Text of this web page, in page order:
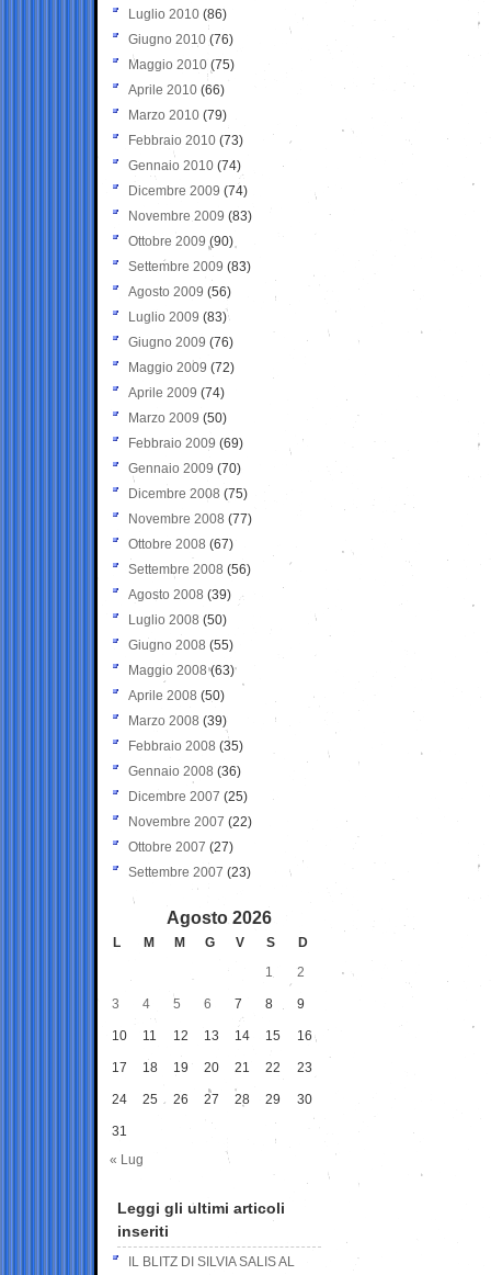
Luglio 2010 (86)
Giugno 2010 (76)
Maggio 2010 (75)
Aprile 2010 (66)
Marzo 2010 (79)
Febbraio 2010 (73)
Gennaio 2010 (74)
Dicembre 2009 (74)
Novembre 2009 (83)
Ottobre 2009 (90)
Settembre 2009 (83)
Agosto 2009 (56)
Luglio 2009 (83)
Giugno 2009 (76)
Maggio 2009 (72)
Aprile 2009 (74)
Marzo 2009 (50)
Febbraio 2009 (69)
Gennaio 2009 (70)
Dicembre 2008 (75)
Novembre 2008 (77)
Ottobre 2008 (67)
Settembre 2008 (56)
Agosto 2008 (39)
Luglio 2008 (50)
Giugno 2008 (55)
Maggio 2008(63)
Aprile 2008 (50)
Marzo 2008 (39)
Febbraio 2008 (35)
Gennaio 2008 (36)
Dicembre 2007 (25)
Novembre 2007 (22)
Ottobre 2007 (27)
Settembre 2007 (23)
Agosto 2026
L M M G V S
D
1
2
3 4 5 6 7 8 9
10 11 12 13 14 15 16
17 18 19 20 21 22 23
24 25 26 27 28 29 30
31
« Lug
Leggi gli ultimi articoli
inseriti
IL BLITZ DI SILVIA SALIS AL